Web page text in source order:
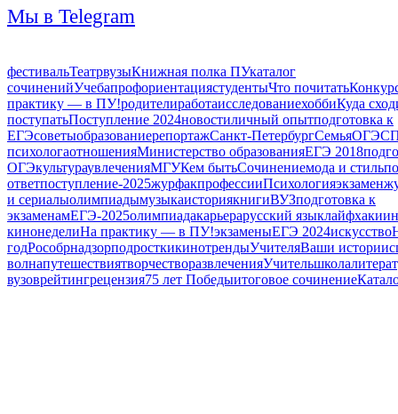
Мы в Telegram
фестивальТеатрвузыКнижная полка ПУкаталог
сочиненийУчебапрофориентациястудентыЧто почитать
практику — в ПУ!родителиработаисследованиехоббиКуда
поступатьПоступление 2024новостиличный опытподготовка к
ЕГЭсоветыобразованиерепортажСанкт-ПетербургСемьяОГЭ
психологаотношенияМинистерство образованияЕГЭ 2018
ОГЭкультураувлеченияМГУКем бытьСочинениемода и стиль
ответпоступление-2025журфакпрофессииПсихологияэкзамен
и сериалыолимпиадымузыкаисториякнигиВУЗподготовка к
экзаменамЕГЭ-2025олимпиадакарьерарусский языклайфхаки
кинонеделиНа практику — в ПУ!экзаменыЕГЭ 2024искусство
годРособрнадзорподросткикинотрендыУчителяВаши истории
волнапутешествиятворчестворазвлеченияУчительшкола
вузоврейтингрецензия75 лет Победыитоговое сочинение